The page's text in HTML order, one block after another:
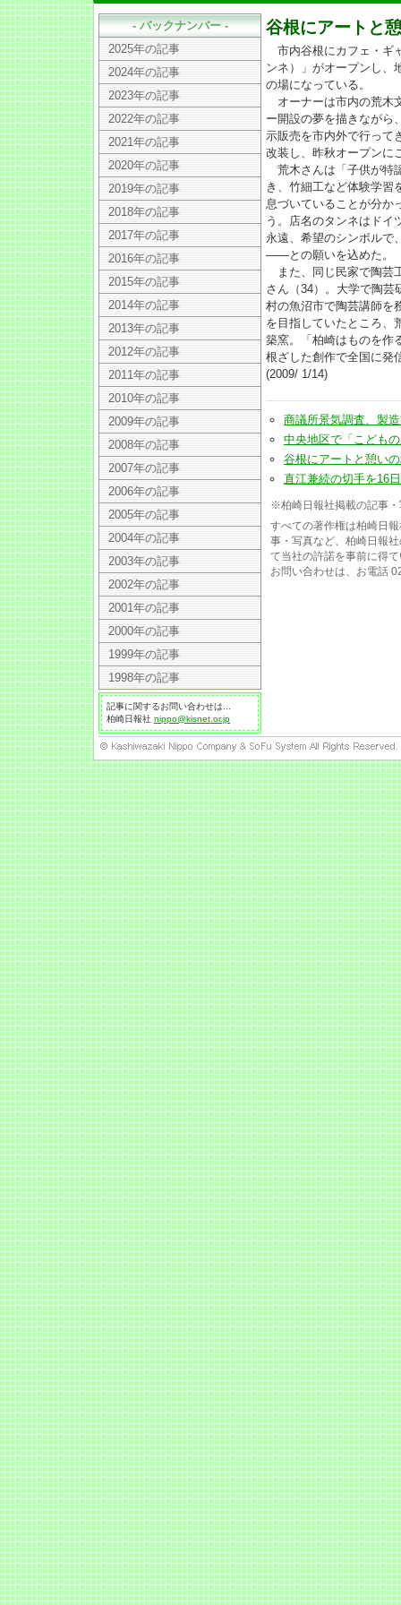
谷根にアートと
市内谷根にカフェ・ギ
ンネ）」がオープンし、
の場になっている。
オーナーは市内の荒木
ー開設の夢を描きながら
示販売を市内外で行って
改装し、昨秋オープンに
荒木さんは「子供が特
き、竹細工など体験学習
息づいていることが分か
う。店名のタンネはドイ
永遠、希望のシンボルで
――との願いを込めた。
また、同じ民家で陶芸
さん（34）。大学で陶芸
村の魚沼市で陶芸講師を
を目指していたところ、
築窯。「柏崎はものを作
根ざした創作で全国に発
(2009/ 1/14)
商議所景気調査、製
中央地区で「こども
谷根にアートと憩い
直江兼続の切手を16
※柏崎日報社掲載の記事
すべての著作権は柏崎日
事・写真など、柏崎日報
て当社の許諾を事前に得
お問い合わせは、お電話
- バックナンバー -
2025年の記事
2024年の記事
2023年の記事
2022年の記事
2021年の記事
2020年の記事
2019年の記事
2018年の記事
2017年の記事
2016年の記事
2015年の記事
2014年の記事
2013年の記事
2012年の記事
2011年の記事
2010年の記事
2009年の記事
2008年の記事
2007年の記事
2006年の記事
2005年の記事
2004年の記事
2003年の記事
2002年の記事
2001年の記事
2000年の記事
1999年の記事
1998年の記事
記事に関するお問い合わせは...
柏崎日報社 nippo@kisnet.or.jp